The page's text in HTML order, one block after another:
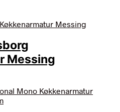
Messing